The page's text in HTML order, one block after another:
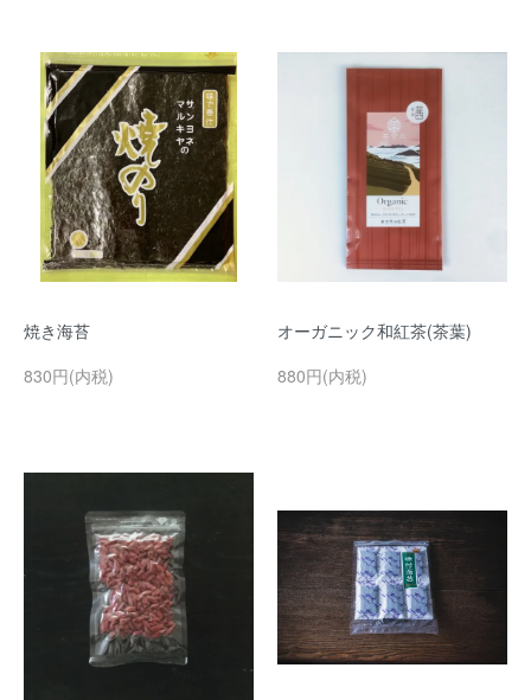
焼き海苔
830円(内税)
オーガニック和紅茶(茶葉)
880円(内税)